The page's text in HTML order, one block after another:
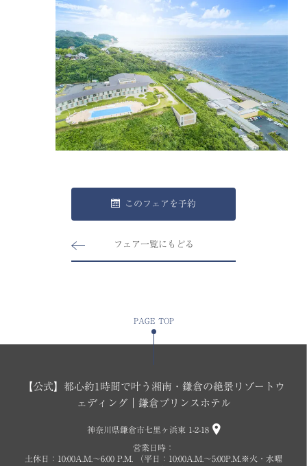
このフェアを予約
フェア一覧にもどる
PAGE TOP
【公式】都心約1時間で叶う湘南・鎌倉の絶景リゾートウ
ェディング｜鎌倉プリンスホテル
神奈川県鎌倉市七里ヶ浜東 1-2-18
営業日時：
土休日：10:00A.M.〜6:00 P.M. （平日：10:00A.M.～5:00P.M.※火・水曜